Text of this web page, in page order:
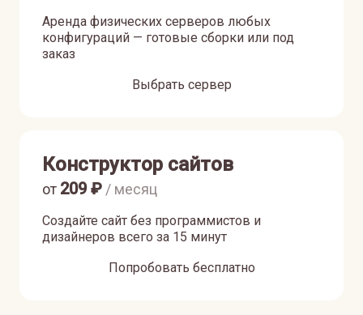
Аренда физических серверов любых
конфигураций — готовые сборки или под
заказ
Выбрать сервер
Конструктор сайтов
Создайте сайт без программистов и
дизайнеров всего за 15 минут
от 209₽ / месяц
Попробовать бесплатно